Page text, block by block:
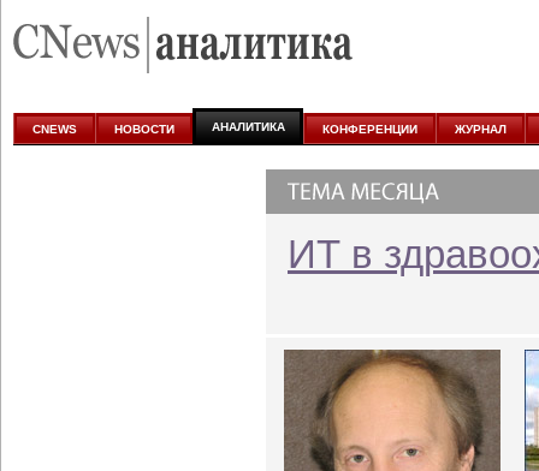
к аналитике
участвовать
CNEWS НОВОСТИ АНАЛИТИКА КОНФЕРЕНЦИИ ЖУРНАЛ
ИТ в